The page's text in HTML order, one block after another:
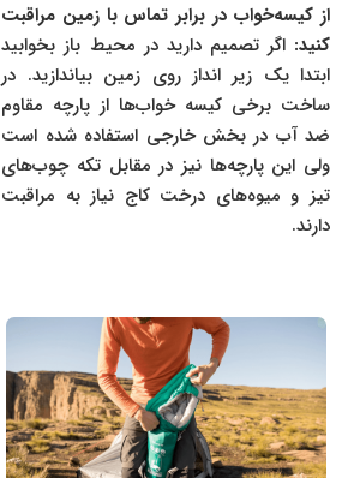
از کیسه‌خواب در برابر تماس با زمین مراقبت
کنید:اگر تصمیم دارید در محیط باز بخوابید
ابتدا یک زیر انداز روی زمین بیاندازید. در
ساخت برخی کیسه خواب‌ها از پارچه مقاوم
ضد آب در بخش خارجی استفاده شده است
ولی این پارچه‌ها نیز در مقابل تکه چوب‌های
تیز و میوه‌های درخت کاج نیاز به مراقبت
دارند.